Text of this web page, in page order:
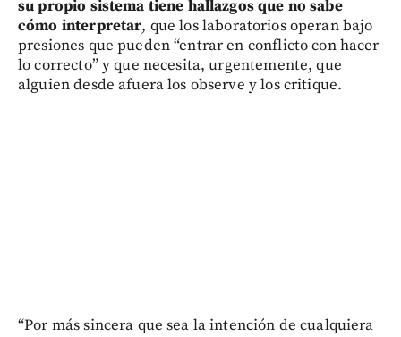
su propio sistema tiene hallazgos que no sabe
cómo interpretar, que los laboratorios operan bajo
presiones que pueden “entrar en conflicto con hacer
lo correcto” y que necesita, urgentemente, que
alguien desde afuera los observe y los critique.
“Por más sincera que sea la intención de cualquiera